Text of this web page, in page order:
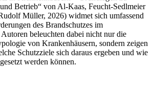
Betrieb“ von Al-Kaas, Feucht-Sedlmeier
Müller, 2026) widmet sich umfassend
des Brandschutzes im
beleuchten dabei nicht nur die
von Krankenhäusern, sondern zeigen
Schutzziele sich daraus ergeben und wie
werden können.